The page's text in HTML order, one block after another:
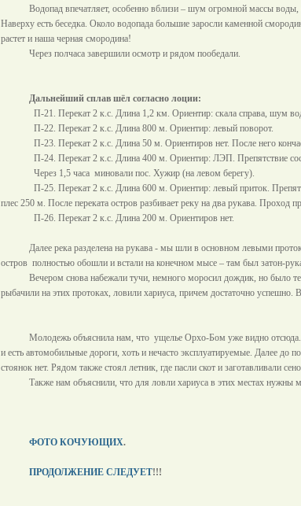
Водопад впечатляет, особенно вблизи – шум огромной массы
Наверху есть беседка. Около водопада большие заросли каменной
растет и наша черная смородина!
Через полчаса завершили осмотр и рядом пообедали.
Дальнейший сплав шёл согласно лоции:
П-21. Перекат 2 к.с. Длина 1,2 км. Ориентир: скала справа, шум
П-22. Перекат 2 к.с. Длина 800 м. Ориентир: левый поворот.
П-23. Перекат 2 к.с. Длина 50 м. Ориентиров нет. После него
П-24. Перекат 2 к.с. Длина 400 м. Ориентир: ЛЭП. Препятствие
Через 1,5 часа миновали пос. Хужир (на левом берегу).
П-25. Перекат 2 к.с. Длина 600 м. Ориентир: левый приток.
плес 250 м. После переката остров разбивает реку на два рукава. Проход
П-26. Перекат 2 к.с. Длина 200 м. Ориентиров нет.
Далее река разделена на рукава - мы шли в основном левыми
остров полностью обошли и встали на конечном мысе – там был затон-
Вечером снова набежали тучи, немного моросил дождик, но было
рыбачили на этих протоках, ловили хариуса, причем достаточно
Молодежь объяснила нам, что ущелье Орхо-Бом уже видно отсюда.
и есть автомобильные дороги, хоть и нечасто эксплуатируемые. Далее до
стоянок нет. Рядом также стоял летник, где пасли скот и заготавливали
Также нам объяснили, что для ловли хариуса в этих местах нужны
ФОТО КОЧУЮЩИХ.
ПРОДОЛЖЕНИЕ СЛЕДУЕТ!!!